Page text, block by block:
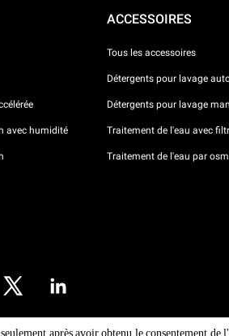
avec humidité
ACCESSOIRES
Tous les accessoires
Détergents pour lavage
Détergents pour lavage
Traitement de l'eau avec
Traitement de l'eau par
après avoir obtenu le consentement